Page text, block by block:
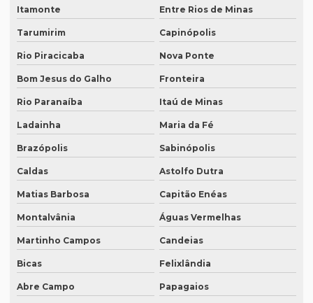
Legendagem em inglês
Legendagem em português
Legendagem preço por minuto
Legendagem profissional
Legendagem rio de janeiro
Legendagem de vídeos
Locação sistema infravermelho para tradução simultânea
Localização de software
Melhor empresa de tradução em df
Melhor empresa de transcrição de áudio whatsapp
Melhor tradução simultânea
Itamonte Entre Rios de Minas
Tarumirim Capinópolis
Rio Piracicaba Nova Ponte
Bom Jesus do Galho Fronteira
Rio Paranaíba Itaú de Minas
Ladainha Maria da Fé
Brazópolis Sabinópolis
Caldas Astolfo Dutra
Matias Barbosa Capitão Enéas
Montalvânia Águas Vermelhas
Martinho Campos Candeias
Bicas Felixlândia
Abre Campo Papagaios